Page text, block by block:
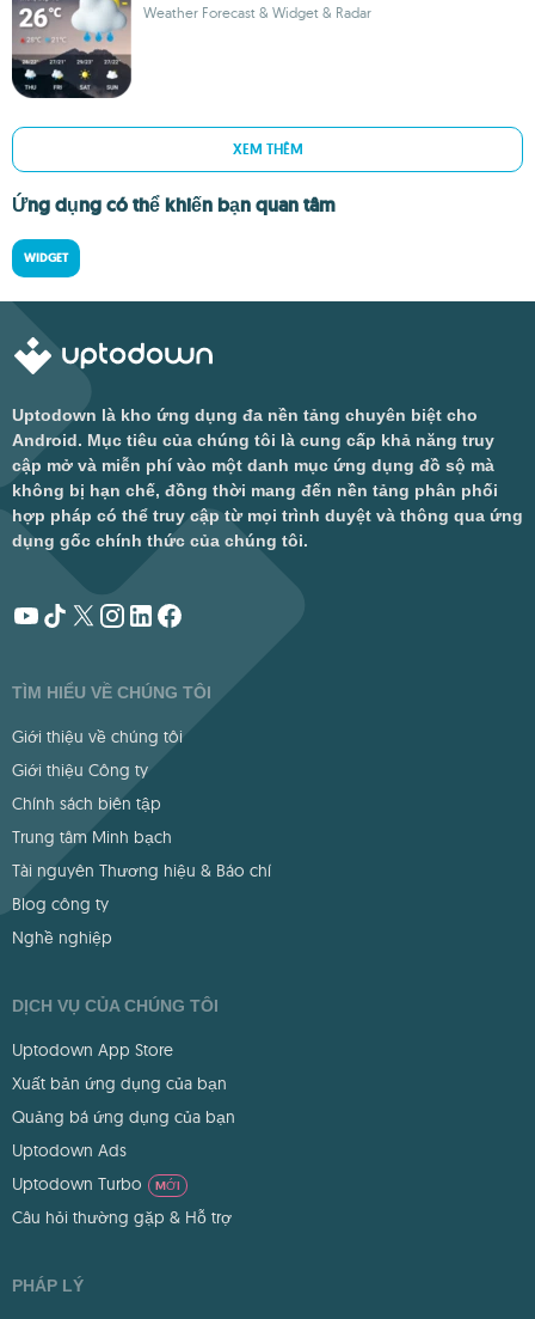
Weather Forecast & Widget & Radar
XEM THÊM
Ứng dụng có thể khiến bạn quan tâm
WIDGET
Uptodown là kho ứng dụng đa nền tảng chuyên biệt cho
Android. Mục tiêu của chúng tôi là cung cấp khả năng truy
cập mở và miễn phí vào một danh mục ứng dụng đồ sộ mà
không bị hạn chế, đồng thời mang đến nền tảng phân phối
hợp pháp có thể truy cập từ mọi trình duyệt và thông qua ứng
dụng gốc chính thức của chúng tôi.
TÌM HIỂU VỀ CHÚNG TÔI
Giới thiệu về chúng tôi
Giới thiệu Công ty
Chính sách biên tập
Trung tâm Minh bạch
Tài nguyên Thương hiệu & Báo chí
Blog công ty
Nghề nghiệp
DỊCH VỤ CỦA CHÚNG TÔI
Uptodown App Store
Xuất bản ứng dụng của bạn
Quảng bá ứng dụng của bạn
Uptodown Ads
Uptodown Turbo
MỚI
Câu hỏi thường gặp & Hỗ trợ
PHÁP LÝ